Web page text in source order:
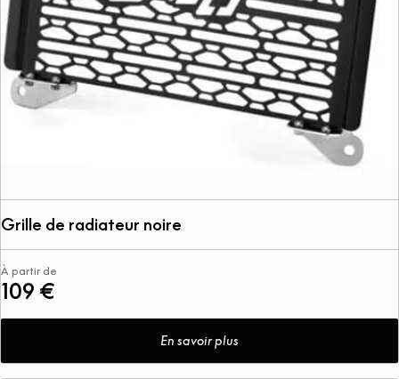
Grille de radiateur noire
À partir de
109 €
En savoir plus